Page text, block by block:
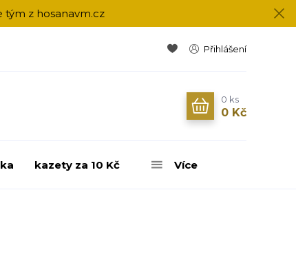
tým z hosanavm.cz
Přihlášení
0 ks
0 Kč
kazety za 10 Kč Více